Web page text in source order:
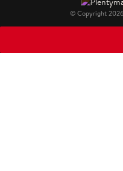
© Copyright